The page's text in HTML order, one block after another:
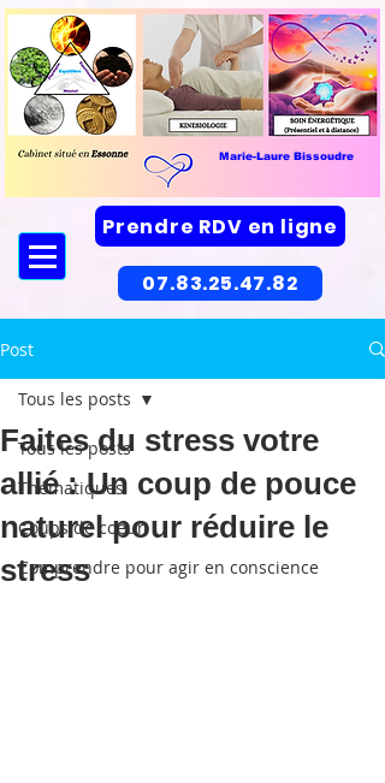
Marie-Laure Bissoudre
Prendre RDV en ligne
07.83.25.47.82
Post
Tous les posts
Thématiques
Coups de coeur
Comprendre pour agir en conscience
Tous les posts
Faites du stress votre
allié : Un coup de pouce
naturel pour réduire le
stress